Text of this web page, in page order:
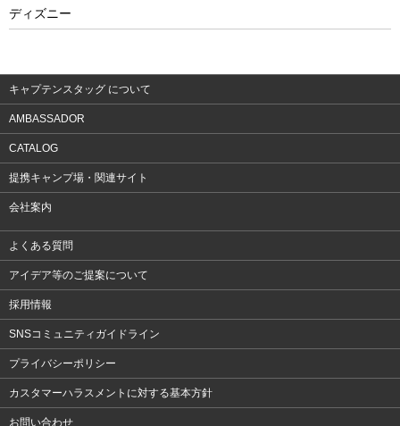
ウェア
ディズニー
キャプテンスタッグ について
AMBASSADOR
CATALOG
提携キャンプ場・関連サイト
会社案内
よくある質問
アイデア等のご提案について
採用情報
SNSコミュニティガイドライン
プライバシーポリシー
カスタマーハラスメントに対する基本方針
お問い合わせ